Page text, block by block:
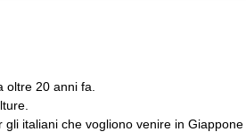
20 anni fa.
gli italiani che vogliono venire in Giappone